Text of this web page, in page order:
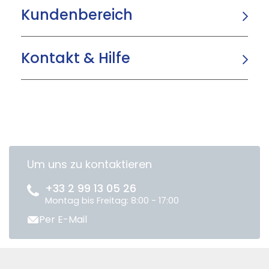
Kundenbereich
Kontakt & Hilfe
Um uns zu kontaktieren
+33 2 99 13 05 26
Montag bis Freitag: 8:00 - 17:00
Per E-Mail